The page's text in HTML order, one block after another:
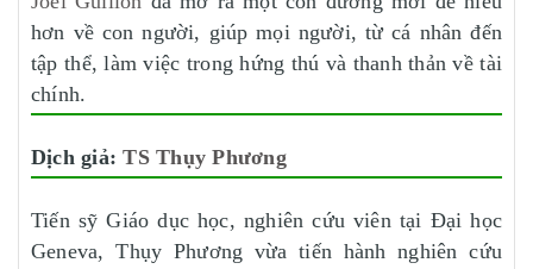
hơn về con người, giúp mọi người, từ cá nhân đến
tập thể, làm việc trong hứng thú và thanh thản về tài
chính.
Dịch giả:TS Thụy Phương
Tiến sỹ Giáo dục học, nghiên cứu viên tại Đại học
Geneva, Thụy Phương vừa tiến hành nghiên cứu